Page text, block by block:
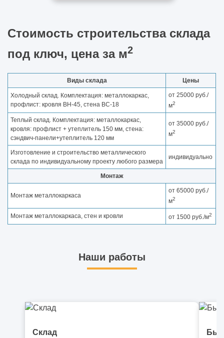
Стоимость строительства склада
под ключ, цена за м2
Виды склада Цены
Холодный склад. Комплектация: металлокаркас,
профлист: кровля ВН-45, стена ВС-18
от 25000 руб./
м2
Теплый склад. Комплектация: металлокаркас,
кровля: профлист + утеплитель 150 мм, стена:
сэндвич-панели+утеплитель 120 мм
от 35000 руб./
м2
Изготовление и строительство металлического
склада по индивидуальному проекту любого размера
индивидуально
Монтаж
Монтаж металлокаркаса
от 65000 руб./
м2
Монтаж металлокаркаса, стен и кровли от 1500 руб./м2
Наши работы
Склад